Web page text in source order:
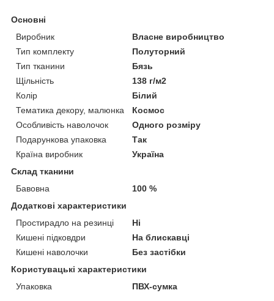
Основні
Виробник
Власне виробництво
Тип комплекту
Полуторний
Тип тканини
Бязь
Щільність
138 г/м2
Колір
Білий
Тематика декору, малюнка
Космос
Особливість наволочок
Одного розміру
Подарункова упаковка
Так
Країна виробник
Україна
Склад тканини
Бавовна
100 %
Додаткові характеристики
Простирадло на резинці
Ні
Кишені підковдри
На блискавці
Кишені наволочки
Без застібки
Користувацькі характеристики
Упаковка
ПВХ-сумка